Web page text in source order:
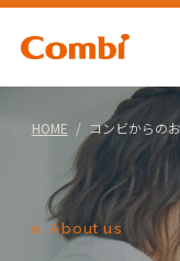
HOME コンビからの
About us